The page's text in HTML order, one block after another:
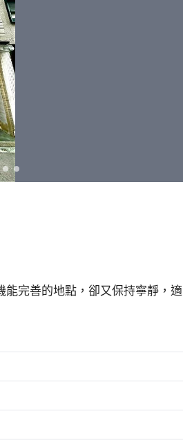
完善的地點，卻又保持寧靜，